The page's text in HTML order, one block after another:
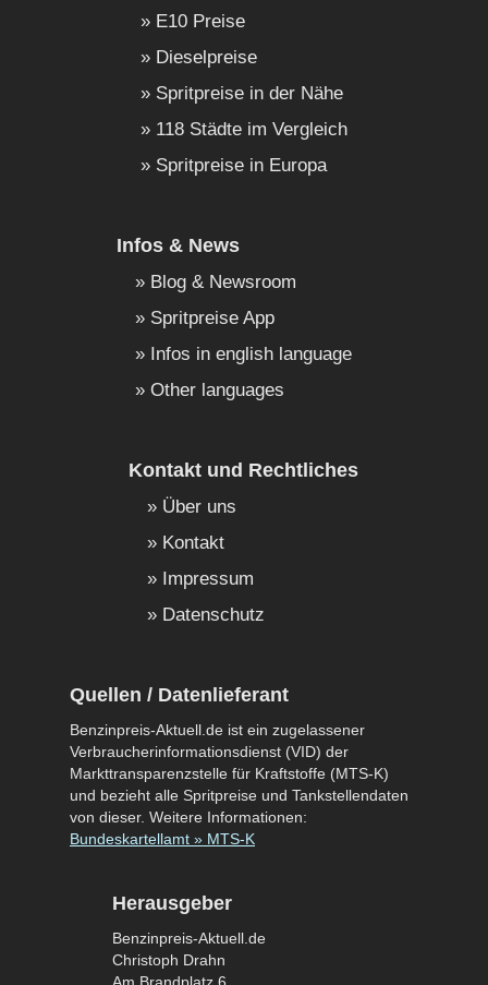
E10 Preise
Dieselpreise
Spritpreise in der Nähe
118 Städte im Vergleich
Spritpreise in Europa
Infos & News
Blog & Newsroom
Spritpreise App
Infos in english language
Other languages
Kontakt und Rechtliches
Über uns
Kontakt
Impressum
Datenschutz
Quellen / Datenlieferant
Benzinpreis-Aktuell.de ist ein zugelassener
Verbraucherinformationsdienst (VID) der
Markttransparenzstelle für Kraftstoffe (MTS-K)
und bezieht alle Spritpreise und Tankstellendaten
von dieser. Weitere Informationen:
Bundeskartellamt » MTS-K
Herausgeber
Benzinpreis-Aktuell.de
Christoph Drahn